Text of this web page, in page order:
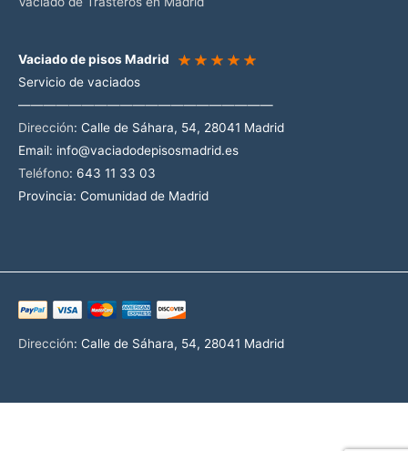
Vaciado de pisos Madrid
Servicio de vaciados
————————————————————
Dirección: Calle de Sáhara, 54, 28041 Madrid
Email: info@vaciadodepisosmadrid.es
Teléfono: 643 11 33 03
Provincia: Comunidad de Madrid
Dirección: Calle de Sáhara, 54, 28041 Madrid